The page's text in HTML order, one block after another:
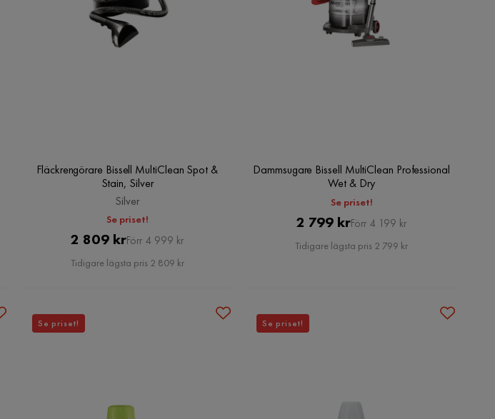
Fläckrengörare Bissell MultiClean Spot &
Stain, Silver
Silver
Se priset!
Pris
2 809 krOriginal
Pris
Förr 4 999 kr
Tidigare lägsta pris 2 809 kr
Dammsugare Bissell MultiClean Professional
Wet & Dry
Se priset!
Pris
2 799 krOriginal
Pris
Förr 4 199 kr
Tidigare lägsta pris 2 799 kr
Se priset! Se priset!